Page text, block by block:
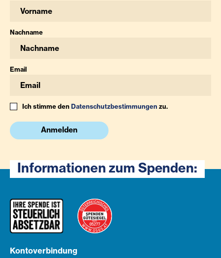
Nachname
Email
Ich stimme denDatenschutzbestimmungenzu.
Anmelden
Informationen zum Spenden:
Kontoverbindung